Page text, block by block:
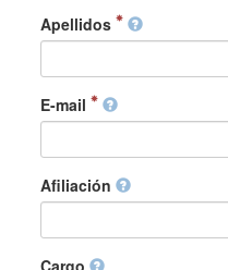
Apellidos
E-mail
Afiliación
Cargo